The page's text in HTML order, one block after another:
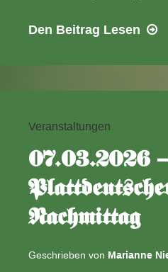
Den Beitrag Lesen
Veranstaltungen
07.03.2026
Nachmittag
Geschrieben von Marianne